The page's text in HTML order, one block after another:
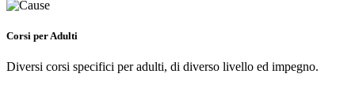
Corsi per Adulti
Diversi corsi specifici per adulti, di diverso livello ed impegno.